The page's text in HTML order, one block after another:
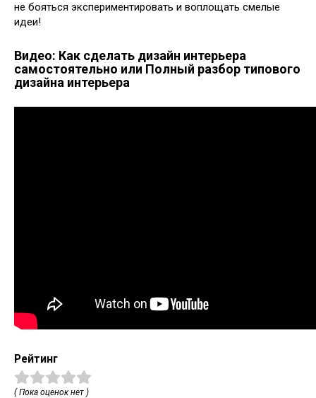
не бояться экспериментировать и воплощать смелые
идеи!
Видео: Как сделать дизайн интерьера
самостоятельно или Полный разбор типового
дизайна интерьера
Рейтинг
( Пока оценок нет )